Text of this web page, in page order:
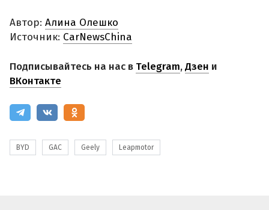
Автор: Алина Олешко
Источник: CarNewsChina
Подписывайтесь на нас в Telegram,Дзен и
ВКонтакте
BYD GAC Geely Leapmotor